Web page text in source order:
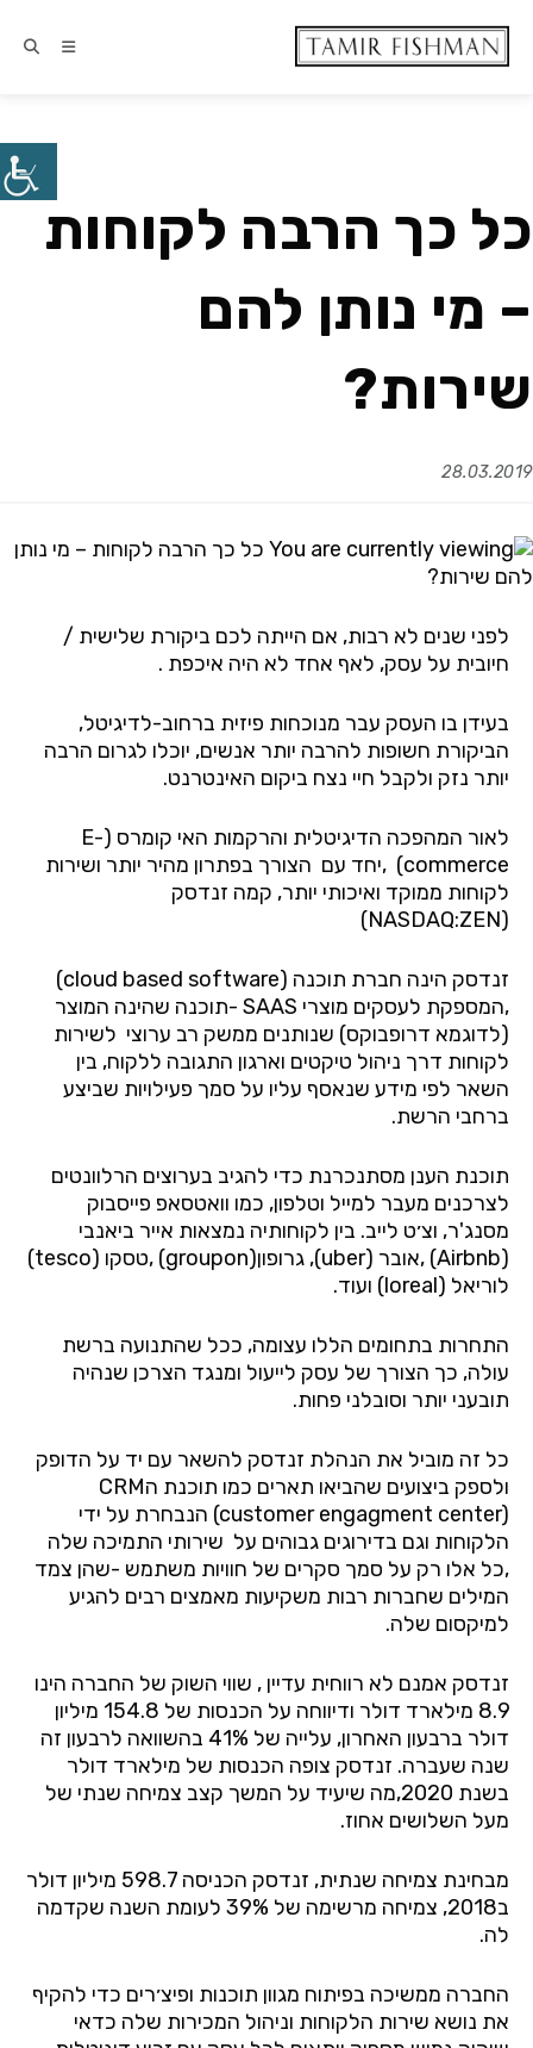
כל כך הרבה לקוחות
– מי נותן להם
שירות?
28.03.2019
לפני שנים לא רבות, אם הייתה לכם ביקורת שלישית /
חיובית על עסק, לאף אחד לא היה איכפת .
בעידן בו העסק עבר מנוכחות פיזית ברחוב-לדיגיטל,
הביקורת חשופות להרבה יותר אנשים, יוכלו לגרום הרבה
יותר נזק ולקבל חיי נצח ביקום האינטרנט.
לאור המהפכה הדיגיטלית והרקמות האי קומרס (E-
commerce) ,יחד עם הצורך בפתרון מהיר יותר ושירות
לקוחות ממוקד ואיכותי יותר, קמה זנדסק
(NASDAQ:ZEN)
זנדסק הינה חברת תוכנה (cloud based software)
,המספקת לעסקים מוצרי SAAS -תוכנה שהינה המוצר
(לדוגמא דרופבוקס) שנותנים ממשק רב ערוצי לשירות
לקוחות דרך ניהול טיקטים וארגון התגובה ללקוח, בין
השאר לפי מידע שנאסף עליו על סמך פעילויות שביצע
ברחבי הרשת.
תוכנת הענן מסתנכרנת כדי להגיב בערוצים הרלוונטים
לצרכנים מעבר למייל וטלפון, כמו וואטסאפ פייסבוק
מסנג'ר, וצ׳ט לייב. בין לקוחותיה נמצאות אייר ביאנבי
(Airbnb) ,אובר (uber), גרופון(groupon) ,טסקו (tesco)
לוריאל (loreal) ועוד.
התחרות בתחומים הללו עצומה, ככל שהתנועה ברשת
עולה, כך הצורך של עסק לייעול ומנגד הצרכן שנהיה
תובעני יותר וסובלני פחות.
כל זה מוביל את הנהלת זנדסק להשאר עם יד על הדופק
ולספק ביצועים שהביאו תארים כמו תוכנת הCRM
(customer engagment center) הנבחרת על ידי
הלקוחות וגם בדירוגים גבוהים על שירותי התמיכה שלה
,כל אלו רק על סמך סקרים של חוויות משתמש -שהן צמד
המילים שחברות רבות משקיעות מאמצים רבים להגיע
למיקסום שלה.
זנדסק אמנם לא רווחית עדיין , שווי השוק של החברה הינו
8.9 מילארד דולר ודיווחה על הכנסות של 154.8 מיליון
דולר ברבעון האחרון, עלייה של 41% בהשוואה לרבעון זה
שנה שעברה. זנדסק צופה הכנסות של מילארד דולר
בשנת 2020,מה שיעיד על המשך קצב צמיחה שנתי של
מעל השלושים אחוז.
מבחינת צמיחה שנתית, זנדסק הכניסה 598.7 מיליון דולר
ב2018, צמיחה מרשימה של 39% לעומת השנה שקדמה
לה.
החברה ממשיכה בפיתוח מגוון תוכנות ופיצ׳רים כדי להקיף
את נושא שירות הלקוחות וניהול המכירות שלה כדאי